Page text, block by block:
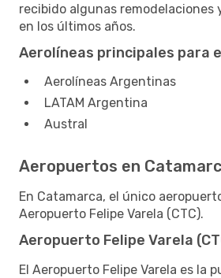
recibido algunas remodelaciones
en los últimos años.
Aerolíneas principales para
Aerolíneas Argentinas
LATAM Argentina
Austral
Aeropuertos en
En Catamarca, el único
Aeropuerto Felipe Varela (CTC).
Aeropuerto Felipe Varela
El Aeropuerto Felipe Varela es la